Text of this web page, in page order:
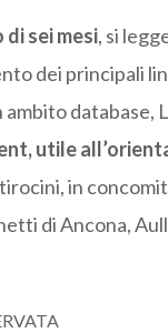
sei mesi, si
dei principali
database,
utile
in
di Ancona,